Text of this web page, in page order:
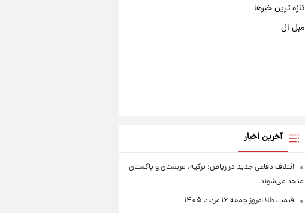
تازه ترین خبرها
مبل ال
آخرین اخبار
ائتلاف دفاعی جدید در ریاض؛ ترکیه، عربستان و پاکستان
متحد می‌شوند
قیمت طلا امروز جمعه ۱۶ مرداد ۱۴۰۵